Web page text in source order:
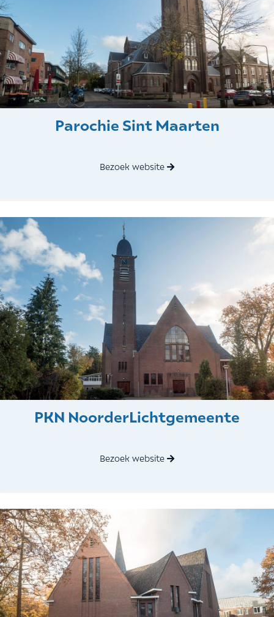
Parochie Sint Maarten
Bezoek website
PKN NoorderLichtgemeente
Bezoek website